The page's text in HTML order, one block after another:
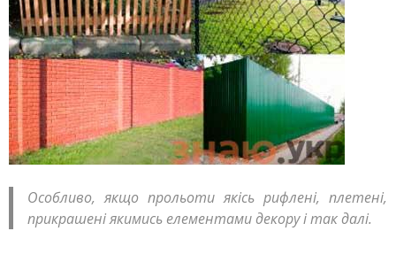
Особливо, якщо прольоти якісь рифлені, плетені,
прикрашені якимись елементами декору і так далі.